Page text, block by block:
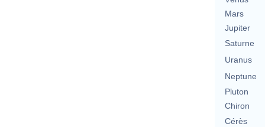
Mars
Jupiter
Saturne
Uranus
Neptune
Pluton
Chiron
Cérès